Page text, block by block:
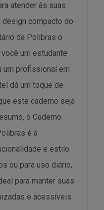
atender às suas
compacto do
da Polibras o
um estudante
um profissional em
dá um toque de
este caderno seja
o Caderno
é a
e estilo.
ou para uso diário,
para manter suas
e acessíveis.